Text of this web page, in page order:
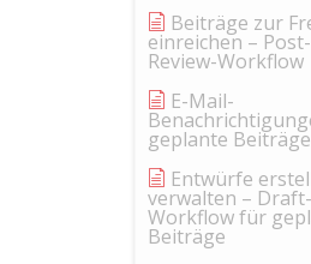
Beiträge zur
einreichen – Post-
Review-Workflow
E-Mail-
geplante Beiträge
Entwürfe
verwalten – Draft-
Workflow für
Beiträge